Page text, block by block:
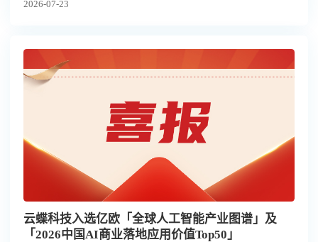
承办，海珠区、天河区协办，集结政府相关部门、人工智能产业链
2026-07-23
云蝶科技入选亿欧「全球人工智能产业图谱」及
「2026中国AI商业落地应用价值Top50」